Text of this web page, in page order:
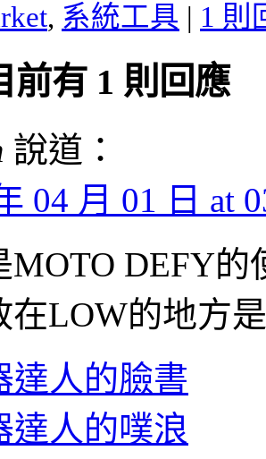
, 系統工具 | 1 則
前有 1 則回應
說道：
04 月 01 日 at
MOTO DEFY的
在LOW的地方
達人的臉書
達人的噗浪